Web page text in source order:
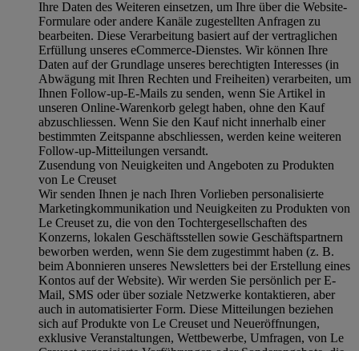
Ihre Daten des Weiteren einsetzen, um Ihre über die Website-
Formulare oder andere Kanäle zugestellten Anfragen zu
bearbeiten. Diese Verarbeitung basiert auf der vertraglichen
Erfüllung unseres eCommerce-Dienstes. Wir können Ihre
Daten auf der Grundlage unseres berechtigten Interesses (in
Abwägung mit Ihren Rechten und Freiheiten) verarbeiten, um
Ihnen Follow-up-E-Mails zu senden, wenn Sie Artikel in
unseren Online-Warenkorb gelegt haben, ohne den Kauf
abzuschliessen. Wenn Sie den Kauf nicht innerhalb einer
bestimmten Zeitspanne abschliessen, werden keine weiteren
Follow-up-Mitteilungen versandt.
Zusendung von Neuigkeiten und Angeboten zu Produkten
von Le Creuset
Wir senden Ihnen je nach Ihren Vorlieben personalisierte
Marketingkommunikation und Neuigkeiten zu Produkten von
Le Creuset zu, die von den Tochtergesellschaften des
Konzerns, lokalen Geschäftsstellen sowie Geschäftspartnern
beworben werden, wenn Sie dem zugestimmt haben (z. B.
beim Abonnieren unseres Newsletters bei der Erstellung eines
Kontos auf der Website). Wir werden Sie persönlich per E-
Mail, SMS oder über soziale Netzwerke kontaktieren, aber
auch in automatisierter Form. Diese Mitteilungen beziehen
sich auf Produkte von Le Creuset und Neueröffnungen,
exklusive Veranstaltungen, Wettbewerbe, Umfragen, von Le